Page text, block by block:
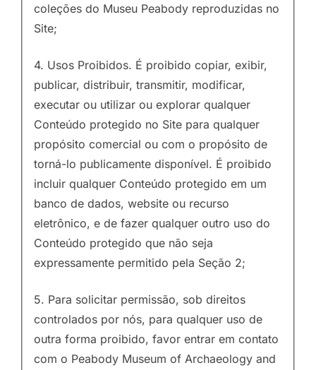
coleções do Museu Peabody reproduzidas no
Site;
4. Usos Proibidos. É proibido copiar, exibir,
publicar, distribuir, transmitir, modificar,
executar ou utilizar ou explorar qualquer
Conteúdo protegido no Site para qualquer
propósito comercial ou com o propósito de
torná-lo publicamente disponível. É proibido
incluir qualquer Conteúdo protegido em um
banco de dados, website ou recurso
eletrônico, e de fazer qualquer outro uso do
Conteúdo protegido que não seja
expressamente permitido pela Seção 2;
5. Para solicitar permissão, sob direitos
controlados por nós, para qualquer uso de
outra forma proibido, favor entrar em contato
com o Peabody Museum of Archaeology and